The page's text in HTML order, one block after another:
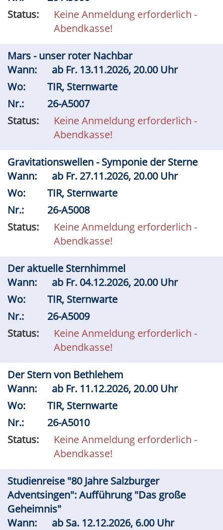
Status:
Keine Anmeldung erforderlich -
Abendkasse!
Mars - unser roter Nachbar
Wann:
ab Fr. 13.11.2026, 20.00 Uhr
Wo:
TIR, Sternwarte
Nr.:
26-A5007
Status:
Keine Anmeldung erforderlich -
Abendkasse!
Gravitationswellen - Symponie der Sterne
Wann:
ab Fr. 27.11.2026, 20.00 Uhr
Wo:
TIR, Sternwarte
Nr.:
26-A5008
Status:
Keine Anmeldung erforderlich -
Abendkasse!
Der aktuelle Sternhimmel
Wann:
ab Fr. 04.12.2026, 20.00 Uhr
Wo:
TIR, Sternwarte
Nr.:
26-A5009
Status:
Keine Anmeldung erforderlich -
Abendkasse!
Der Stern von Bethlehem
Wann:
ab Fr. 11.12.2026, 20.00 Uhr
Wo:
TIR, Sternwarte
Nr.:
26-A5010
Status:
Keine Anmeldung erforderlich -
Abendkasse!
Studienreise "80 Jahre Salzburger
Adventsingen": Aufführung "Das große
Geheimnis"
Wann:
ab Sa. 12.12.2026, 6.00 Uhr